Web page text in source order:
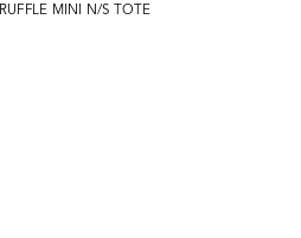
RUFFLE MINI N/S TOTE